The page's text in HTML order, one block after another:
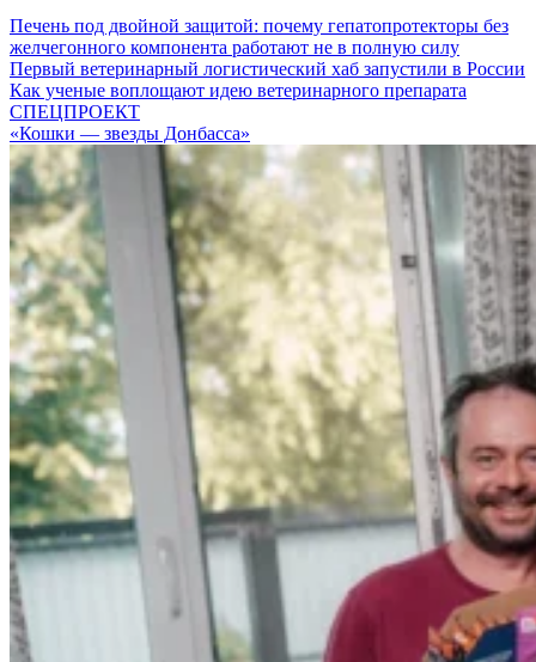
Печень под двойной защитой: почему гепатопротекторы без
желчегонного компонента работают не в полную силу
Первый ветеринарный логистический хаб запустили в России
Как ученые воплощают идею ветеринарного препарата
СПЕЦПРОЕКТ
«Кошки — звезды Донбасса»